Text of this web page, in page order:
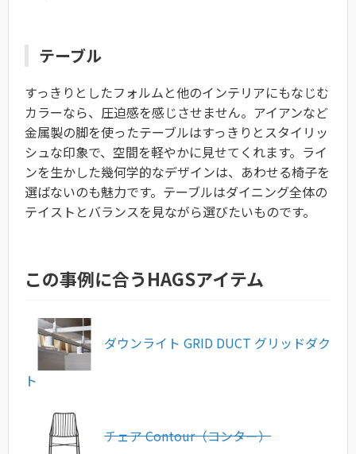
テーブル
すっきりとしたフォルムと他のインテリアにもなじむ
カラーなら、圧迫感を感じさせません。アイアンなど
金属製の脚を使ったテーブルはすっきりとスタイリッ
シュな印象で、空間を軽やかに見せてくれます。ライ
ンを生かした幾何学的なデザインは、あわせる椅子を
選ばないのも魅力です。テーブルはダイニング全体の
テイストとバランスを見ながら選びたいものです。
この事例に合うHAGSアイテム
ダウンライト GRID DUCT グリッドダク
ト
チェア Contour（コンター）